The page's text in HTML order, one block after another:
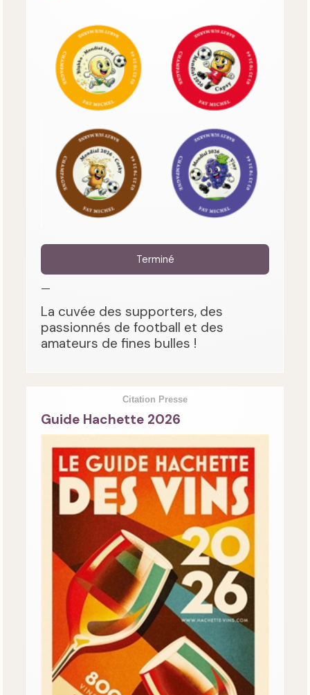
Terminé
—
La cuvée des supporters, des
passionnés de football et des
amateurs de fines bulles !
Citation Presse
Guide Hachette 2026